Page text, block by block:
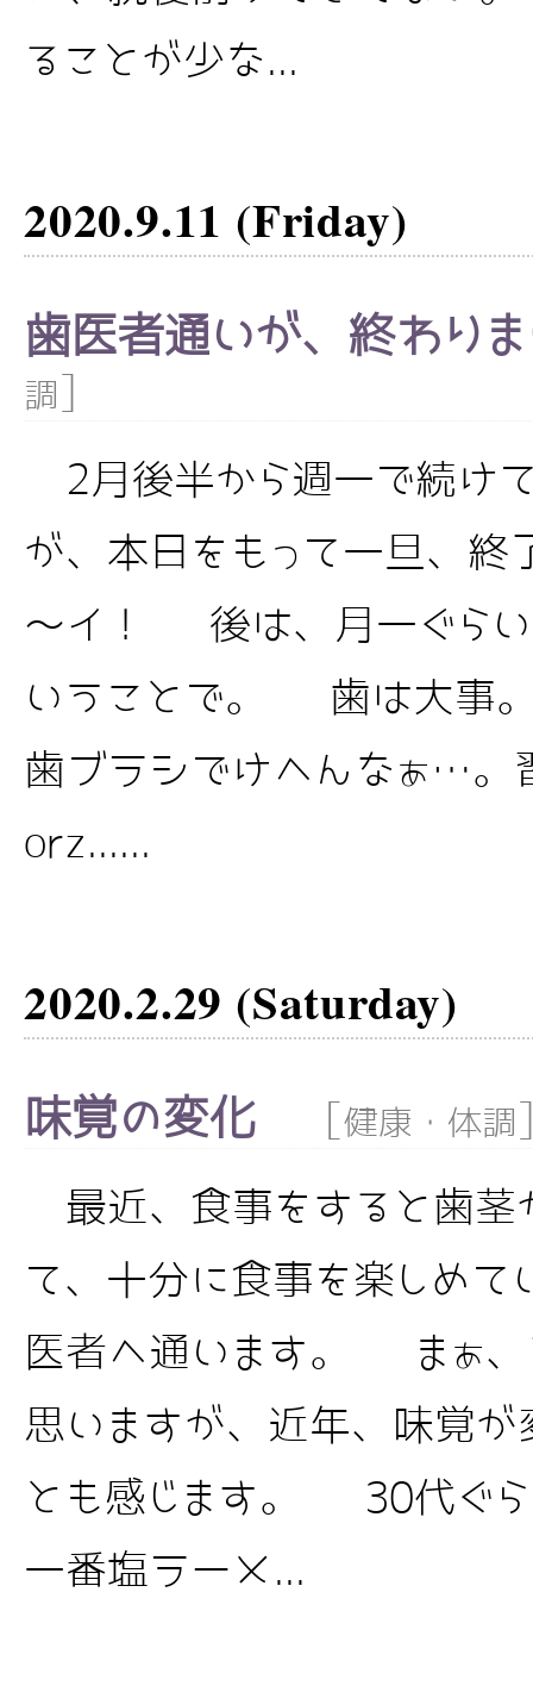
ることが少な...
2020.9.11 (Friday)
歯医者通いが、終わり
調
2月後半から週一で続け
が、本日をもって一旦、終
～イ！ 後は、月一ぐらい
いうことで。 歯は大事
歯ブラシでけへんなぁ…。
orz......
2020.2.29 (Saturday)
味覚の変化 健康・体調
最近、食事をすると歯茎
て、十分に食事を楽しめて
医者へ通います。 まぁ、
思いますが、近年、味覚が
とも感じます。 30代ぐら
一番塩ラーメ...